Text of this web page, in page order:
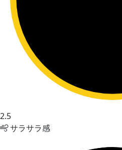
2.5
サラサラ感